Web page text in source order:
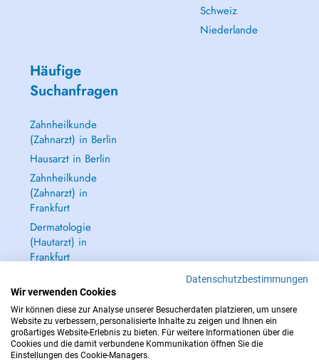
Schweiz
Niederlande
Häufige
Suchanfragen
Zahnheilkunde
(Zahnarzt) in Berlin
Hausarzt in Berlin
Zahnheilkunde
(Zahnarzt) in
Frankfurt
Dermatologie
(Hautarzt) in
Frankfurt
IM NOTFALL WENDEN SIE SICH AN : 112
Datenschutzbestimmungen
Wir verwenden Cookies
Wir können diese zur Analyse unserer Besucherdaten platzieren, um unsere
Website zu verbessern, personalisierte Inhalte zu zeigen und Ihnen ein
großartiges Website-Erlebnis zu bieten. Für weitere Informationen über die
Cookies und die damit verbundene Kommunikation öffnen Sie die
Einstellungen des Cookie-Managers.